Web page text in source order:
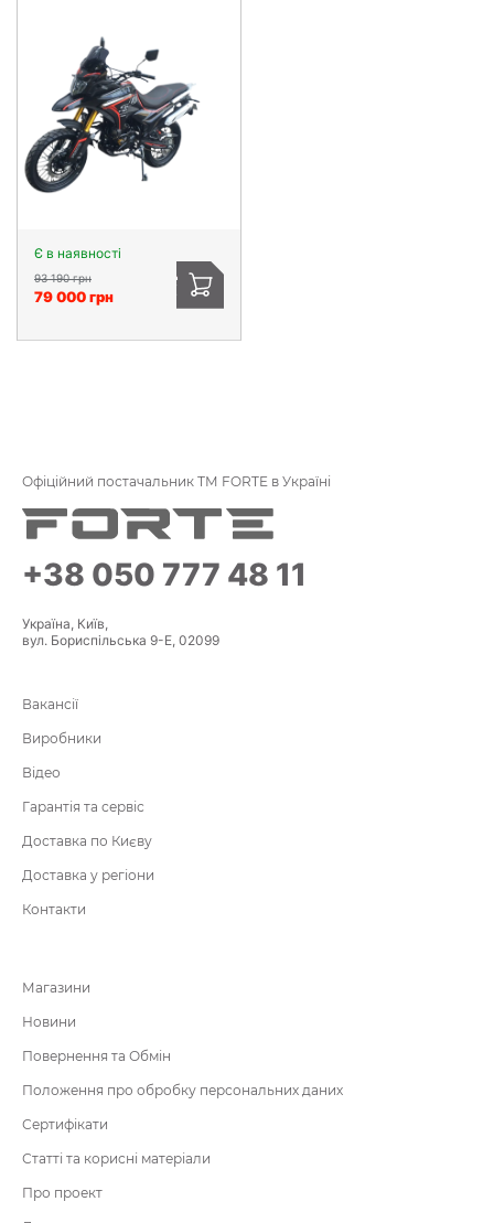
Є в наявності
93 190 грн
79 000 грн
Офіційний постачальник ТМ FORTE в Україні
+38 050 777 48 11
Україна, Київ,
вул. Бориспільська 9-Е, 02099
Вакансії
Виробники
Відео
Гарантія та сервіс
Доставка по Києву
Доставка у регіони
Контакти
Магазини
Новини
Повернення та Обмін
Положення про обробку персональних даних
Сертифікати
Статті та корисні матеріали
Про проект